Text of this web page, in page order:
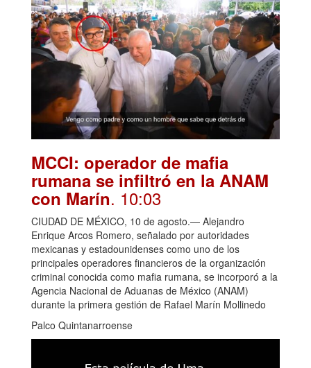
MCCI: operador de mafia
rumana se infiltró en la ANAM
con Marín. 10:03
CIUDAD DE MÉXICO, 10 de agosto.— Alejandro
Enrique Arcos Romero, señalado por autoridades
mexicanas y estadounidenses como uno de los
principales operadores financieros de la organización
criminal conocida como mafia rumana, se incorporó a la
Agencia Nacional de Aduanas de México (ANAM)
durante la primera gestión de Rafael Marín Mollinedo
Palco Quintanarroense